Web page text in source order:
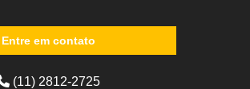
Entre em contato
(11) 2812-2725